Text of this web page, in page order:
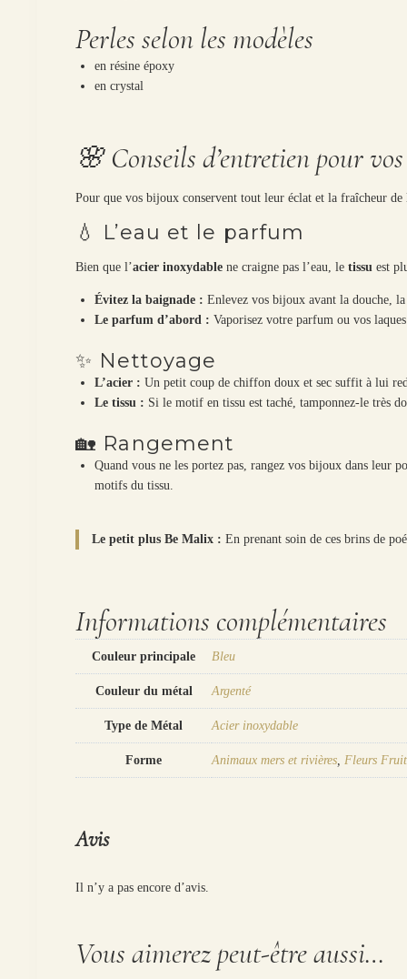
Perles selon les modèles
en résine époxy
en crystal
🌸 Conseils d’entretien pour
Pour que vos bijoux conservent tout leur éclat et la fraîcheur
💧 L’eau et le parfum
Bien que l’acier inoxydable ne craigne pas l’eau, letissu est
Évitez la baignade : Enlevez vos bijoux avant la douche,
Le parfum d’abord : Vaporisez votre parfum ou vos
✨ Nettoyage
L’acier : Un petit coup de chiffon doux et sec suffit à lui
Le tissu : Si le motif en tissu est taché, tamponnez-le très
🏡 Rangement
Quand vous ne les portez pas, rangez vos bijoux dans leur
motifs du tissu.
Le petit plus Be Malix : En prenant soin de ces brins de
Informations complémentaires
Couleur principale Bleu
Couleur du métal Argenté
Type de Métal Acier inoxydable
Forme Animaux mers et rivières Fleurs
Avis
Il n’y a pas encore d’avis.
Vous aimerez peut-être aussi…